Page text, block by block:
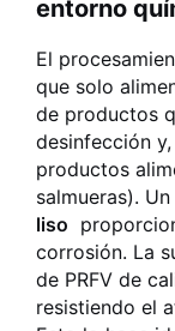
entorno
El
que solo
de productos
desinfección
productos
salmueras). Un
liso
corrosión. La
de PRFV de
resistiendo el